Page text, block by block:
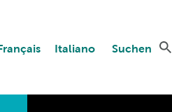
Italiano Suchen